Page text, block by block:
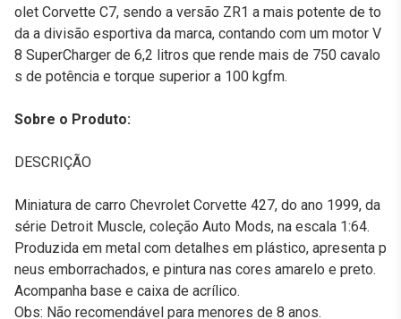
olet Corvette C7, sendo a versão ZR1 a mais potente de to
da a divisão esportiva da marca, contando com um motor V
8 SuperCharger de 6,2 litros que rende mais de 750 cavalo
s de potência e torque superior a 100 kgfm.
Sobre o Produto:
DESCRIÇÃO
Miniatura de carro Chevrolet Corvette 427, do ano 1999, da
série Detroit Muscle, coleção Auto Mods, na escala 1:64.
Produzida em metal com detalhes em plástico, apresenta p
neus emborrachados, e pintura nas cores amarelo e preto.
Acompanha base e caixa de acrílico.
Obs: Não recomendável para menores de 8 anos.